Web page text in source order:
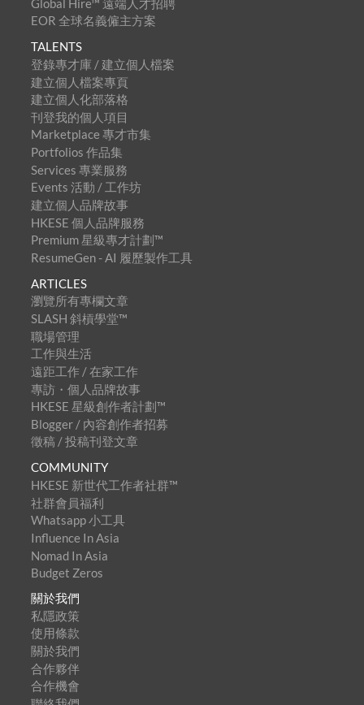
Global Hire™ 遠端人才招聘
EOR 全球名義僱主方案
TALENTS
登錄專才庫 / 建立個人檔案
建立個人檔案專頁
建立個人化部落格
刊登我的個人項目
Marketplace 專才市集
Portfolios 作品集
Services 專業服務
Events 活動 / 工作坊
建立個人品牌故事
HKESE 個人品牌服務
Premium 星級專才計劃™
ResumeGen - AI 履歷製作工具
ARTICLES
瀏覽所有專欄文章
SLASH 斜槓學堂™
職場管理
工作與生活
遠距工作 / 在家工作
專訪・個人品牌故事
HKESE 星級創作者計劃™
Blogger / 內容創作者招募
徵稿 / 投稿刊登文章
COMMUNITY
HKESE 新世代工作者社群™
社群會員福利
Whatsapp 小工具
Influence In Asia
Nomad In Asia
Budget Zeros
關於我們
私隱政策
使用條款
關於我們
合作夥伴
合作機會